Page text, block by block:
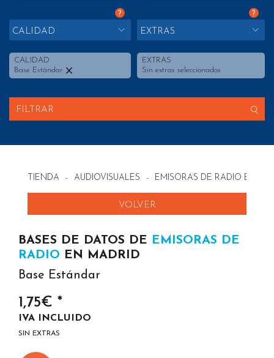
?
CALIDAD
CALIDAD
Base Estándar
?
EXTRAS
EXTRAS
Sin extras seleccionados
FILTRAR
TIENDA - AUDIOVISUALES - EMISORAS DE RADIO EN
VOLVER
BASES DE DATOS DE EMISORAS DE
RADIO EN MADRID
Base Estándar
1,75€ *
IVA INCLUIDO
SIN EXTRAS